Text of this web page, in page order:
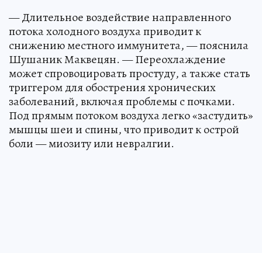
— Длительное воздействие направленного
потока холодного воздуха приводит к
снижению местного иммунитета, — пояснила
Шушаник Маквецян. — Переохлаждение
может спровоцировать простуду, а также стать
триггером для обострения хронических
заболеваний, включая проблемы с почками.
Под прямым потоком воздуха легко «застудить»
мышцы шеи и спины, что приводит к острой
боли — миозиту или невралгии.